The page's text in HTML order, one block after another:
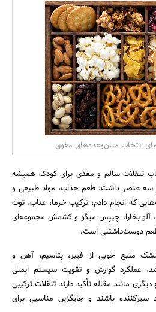
بانک، بیمه و سرمایه
مسکن و ساختمان
انتخاب میان‌وعده‌های مقوی
تنقلات سالم و مغذی برای کودک همیشه
سه عنصر داشت: طعم جذاب، مواد طبیعی و
که انجام دادم، ترکیب خرما، عناب، توت
بخارا، چیپس میگو و کشمش مجموعه‌ای
طعم دوست‌داشتنی است.
منبع خوبی از فیبر، پتاسیم، آهن و
عملکرد گوارش و تقویت سیستم ایمنی
مانند مقاله تأکید دارند تنقلات ترکیبی
باشند و جایگزین مناسبی برای